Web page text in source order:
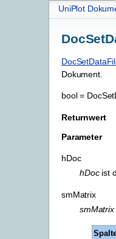
UniPlot
Dokument.
bool =
Returnwert
Parameter
hDoc
hDocist
smMatrix
smMatrix